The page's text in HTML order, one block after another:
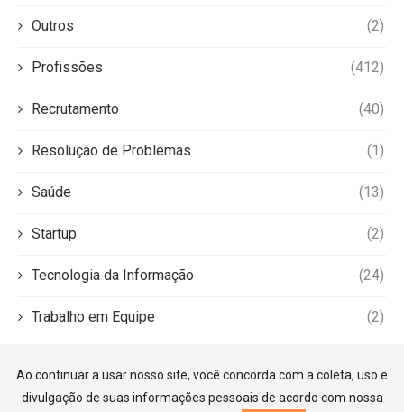
Outros (2)
Profissões (412)
Recrutamento (40)
Resolução de Problemas (1)
Saúde (13)
Startup (2)
Tecnologia da Informação (24)
Trabalho em Equipe (2)
Ao continuar a usar nosso site, você concorda com a coleta, uso e
divulgação de suas informações pessoais de acordo com nossa